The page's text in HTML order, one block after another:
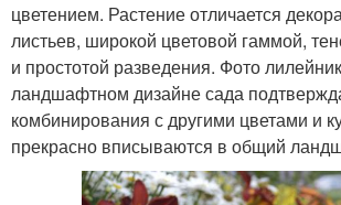
цветением. Растение отличается
листьев, широкой цветовой гаммой,
и простотой разведения. Фото
ландшафтном дизайне сада
комбинирования с другими цветами и
прекрасно вписываются в общий